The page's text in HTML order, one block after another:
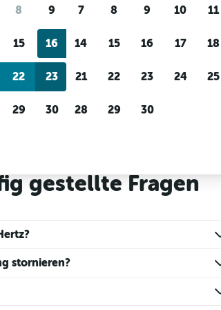
, wenn Preise
Individuelle
Fahrzeugtyp, Preisspanne
mehr.
gestellte Fragen
stornieren?
8 9
15 16
22 23
29 30
7 8 9 10 11
14 15 16 17 18
21 22 23 24 25
28 29 30